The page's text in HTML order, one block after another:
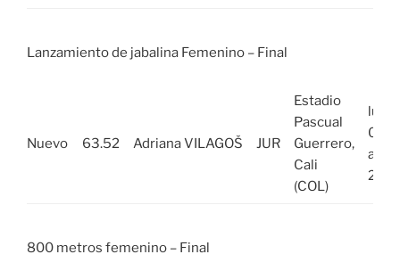
Lanzamiento de jabalina Femenino – Final
Nuevo 63.52 Adriana VILAGOŠ JUR
Estadio
Pascual
Guerrero,
Cali
(COL)
lun,
01
ago
2022
800 metros femenino – Final